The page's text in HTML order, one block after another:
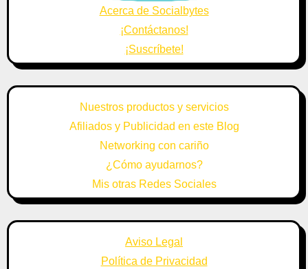
Acerca de Socialbytes
¡Contáctanos!
¡Suscríbete!
Nuestros productos y servicios
Afiliados y Publicidad en este Blog
Networking con cariño
¿Cómo ayudarnos?
Mis otras Redes Sociales
Aviso Legal
Política de Privacidad